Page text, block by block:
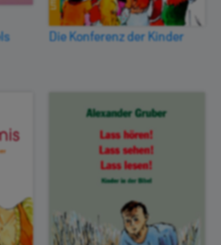
Die Konferenz der Kinder